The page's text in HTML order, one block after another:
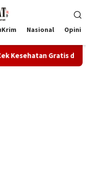
Nasional Opini
Gratis di CFD